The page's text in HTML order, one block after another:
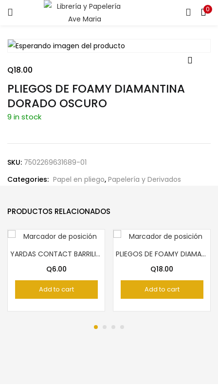
0
ENTRAR REGISTRARSE
Introduce tu nombre de usuario y contraseña para iniciar
PLIEGOS DE FOAMY DIAMANTINA
DORADO OSCURO
Q18.00
9 in stock
SKU: 7502269631689-01
Categories: Papel en pliego, Papelería y Derivados
PRODUCTOS RELACIONADOS
YARDAS CONTACT BARRILITO TRANSPARENTE
Q6.00
Add to cart
PLIEGOS DE FOAMY DIAMANTINA VERDE OSCURO
Q18.00
Add to cart